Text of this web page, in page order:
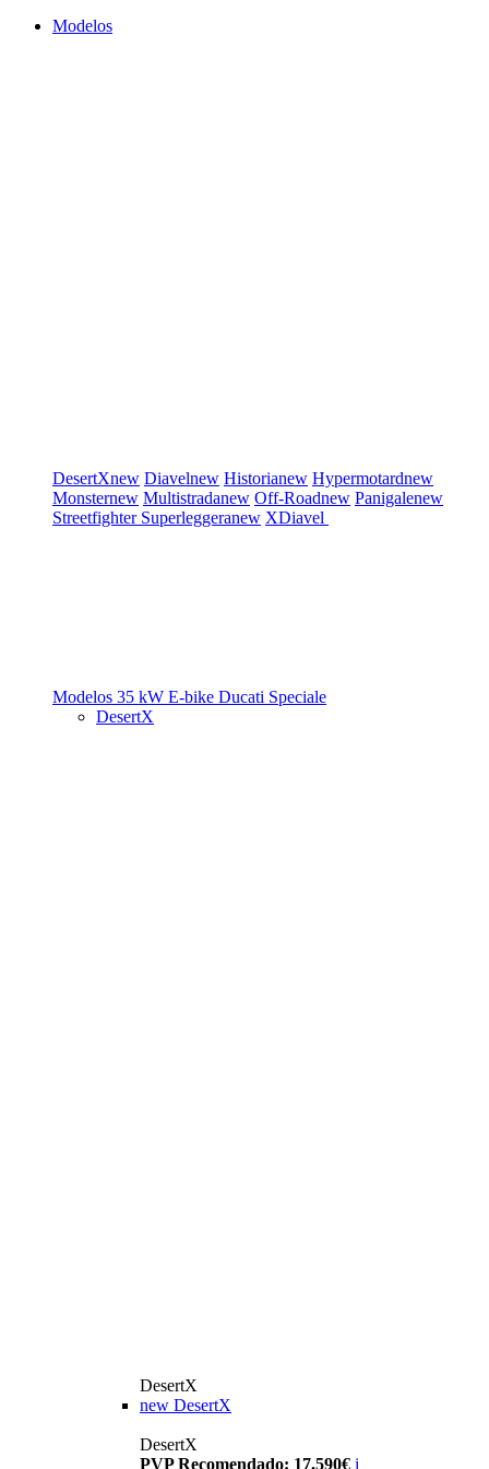
Modelos
DesertXnew Diavelnew Historianew Hypermotardnew
Monsternew Multistradanew Off-Roadnew Panigalenew
Streetfighter Superleggeranew XDiavel
Modelos 35 kW E-bike Ducati Speciale
DesertX
DesertX
new DesertX
DesertX
PVP Recomendado: 17.590€ i